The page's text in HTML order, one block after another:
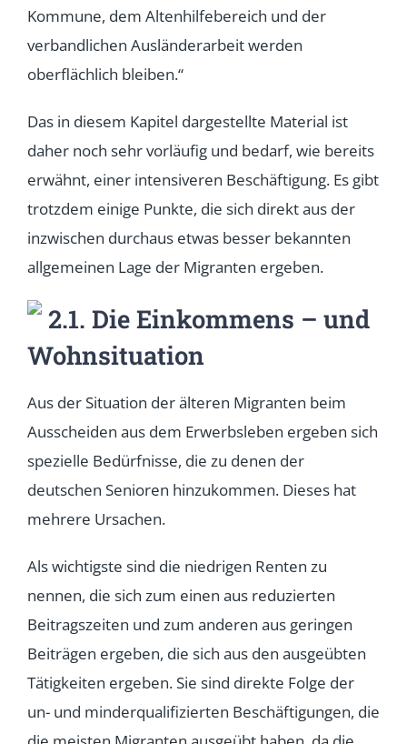
Kommune, dem Altenhilfebereich und der
verbandlichen Ausländerarbeit werden
oberflächlich bleiben.“
Das in diesem Kapitel dargestellte Material ist
daher noch sehr vorläufig und bedarf, wie bereits
erwähnt, einer intensiveren Beschäftigung. Es gibt
trotzdem einige Punkte, die sich direkt aus der
inzwischen durchaus etwas besser bekannten
allgemeinen Lage der Migranten ergeben.
2.1. Die Einkommens – und
Wohnsituation
Aus der Situation der älteren Migranten beim
Ausscheiden aus dem Erwerbsleben ergeben sich
spezielle Bedürfnisse, die zu denen der
deutschen Senioren hinzukommen. Dieses hat
mehrere Ursachen.
Als wichtigste sind die niedrigen Renten zu
nennen, die sich zum einen aus reduzierten
Beitragszeiten und zum anderen aus geringen
Beiträgen ergeben, die sich aus den ausgeübten
Tätigkeiten ergeben. Sie sind direkte Folge der
un- und minderqualifizierten Beschäftigungen, die